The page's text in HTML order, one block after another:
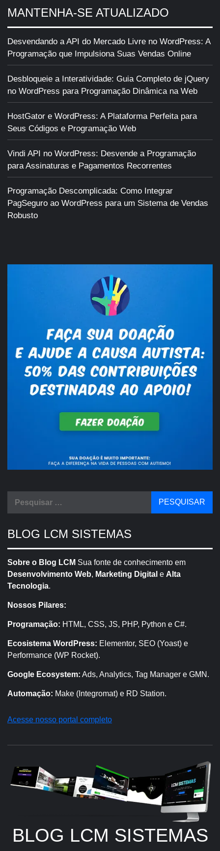
MANTENHA-SE ATUALIZADO
Desvendando a API do Mercado Livre no WordPress: A
Programação que Impulsiona Suas Vendas Online
Desbloqueie a Interatividade: Guia Completo de jQuery
no WordPress para Programação Dinâmica na Web
HostGator e WordPress: A Plataforma Perfeita para
Seus Códigos e Programação Web
Vindi API no WordPress: Desvende a Programação
para Assinaturas e Pagamentos Recorrentes
Programação Descomplicada: Como Integrar
PagSeguro ao WordPress para um Sistema de Vendas
Robusto
BLOG LCM SISTEMAS
Sobre o Blog LCM Sua fonte de conhecimento em
Desenvolvimento Web, Marketing Digital e Alta
Tecnologia.
Nossos Pilares:
Programação: HTML, CSS, JS, PHP, Python e C#.
Ecosistema WordPress: Elementor, SEO (Yoast) e
Performance (WP Rocket).
Google Ecosystem: Ads, Analytics, Tag Manager e GMN.
Automação: Make (Integromat) e RD Station.
Acesse nosso portal completo
BLOG LCM SISTEMAS